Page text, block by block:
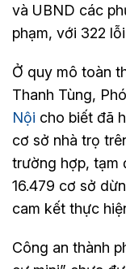
và UBND các
phạm, với 322
Ở quy mô toàn
Thanh Tùng,
Nội cho biết đã
cơ sở nhà trọ
trường hợp, tạm
16.479 cơ sở
cam kết thực
Công an thành